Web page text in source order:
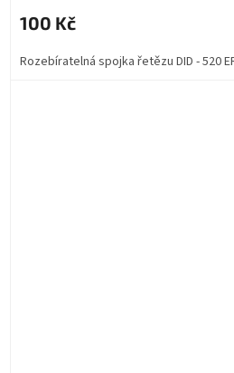
100 Kč
Rozebíratelná spojka řetězu DID - 520